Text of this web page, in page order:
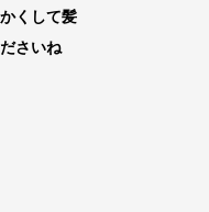
くして髪
さいね